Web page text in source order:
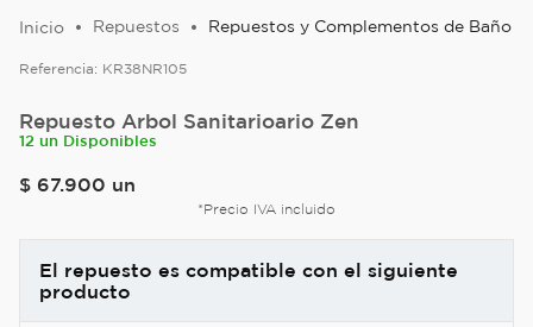
Repuestos Repuestos y Complementos de Baño
Referencia: KR38NR105
Repuesto Arbol Sanitarioario Zen
12 un Disponibles
$ 67.900 un
*Precio IVA incluido
El repuesto es compatible con el siguiente
producto